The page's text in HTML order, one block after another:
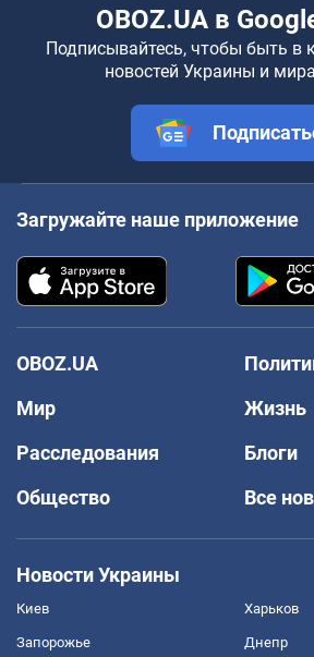
OBOZ.UA в
Подписывайтесь, чтобы быть в
новостей Украины и
Загружайте наше приложение
OBOZ.UA
Мир
Жизнь
Расследования
Блоги
Общество
Все
Новости Украины
Киев Харьков
Запорожье Днепр